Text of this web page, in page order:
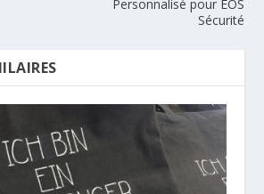
Personnalisé pour EOS
Sécurité